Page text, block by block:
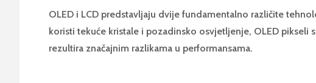
OLED i LCD predstavljaju dvije fundamentalno različite
koristi tekuće kristale i pozadinsko osvjetljenje, OLED pikseli
rezultira značajnim razlikama u performansama.